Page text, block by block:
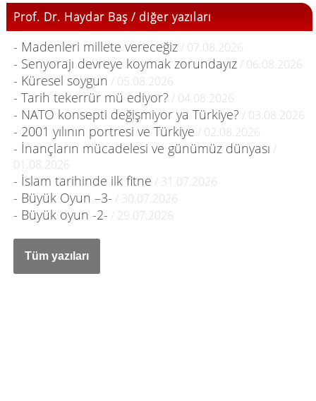
Prof. Dr. Haydar Baş / diğer yazıları
- Madenleri millete vereceğiz/ 07.08.2026
- Senyorajı devreye koymak zorundayız/ 06.08.2026
- Küresel soygun / 05.08.2026
- Tarih tekerrür mü ediyor? / 04.08.2026
- NATO konsepti değişmiyor ya Türkiye? / 03.08.2026
- 2001 yılının portresi ve Türkiye / 02.08.2026
- İnançların mücadelesi ve günümüz dünyası /
01.08.2026
- İslam tarihinde ilk fitne / 31.07.2026
- Büyük Oyun –3- / 30.07.2026
- Büyük oyun -2- / 29.07.2026